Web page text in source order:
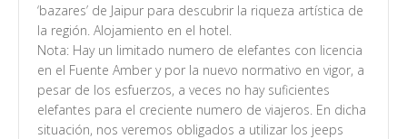
‘bazares’ de Jaipur para descubrir la riqueza artística de
la región. Alojamiento en el hotel.
Nota: Hay un limitado numero de elefantes con licencia
en el Fuente Amber y por la nuevo normativo en vigor, a
pesar de los esfuerzos, a veces no hay suficientes
elefantes para el creciente numero de viajeros. En dicha
situación, nos veremos obligados a utilizar los jeeps